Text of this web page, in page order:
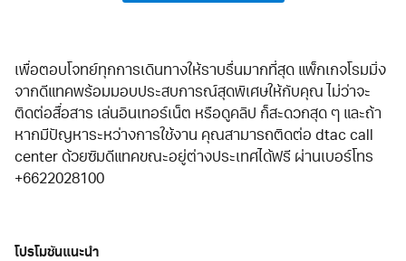
เพื่อตอบโจทย์ทุกการเดินทางให้ราบรื่นมากที่สุด แพ็กเกจโรมมิ่ง
จากดีแทคพร้อมมอบประสบการณ์สุดพิเศษให้กับคุณ ไม่ว่าจะ
ติดต่อสื่อสาร เล่นอินเทอร์เน็ต หรือดูคลิป ก็สะดวกสุด ๆ และถ้า
หากมีปัญหาระหว่างการใช้งาน คุณสามารถติดต่อ dtac call
center ด้วยซิมดีแทคขณะอยู่ต่างประเทศได้ฟรี ผ่านเบอร์โทร
+6622028100
โปรโมชันแนะนำ